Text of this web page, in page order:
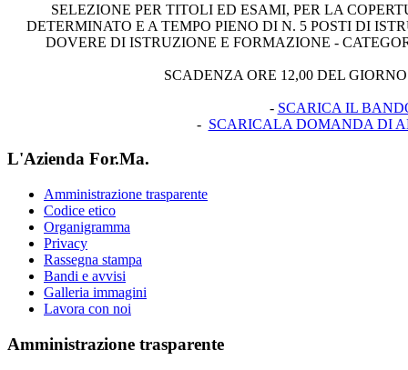
SELEZIONE PER TITOLI ED ESAMI, PER LA
DETERMINATO E A TEMPO PIENO DI N. 5 POSTI DI
DOVERE DI ISTRUZIONE E FORMAZIONE -
SCADENZA ORE 12,00 DEL
- SCARICA IL
- SCARICALA DOMANDA DI
L'Azienda For.Ma.
Amministrazione trasparente
Codice etico
Organigramma
Privacy
Rassegna stampa
Bandi e avvisi
Galleria immagini
Lavora con noi
Amministrazione trasparente